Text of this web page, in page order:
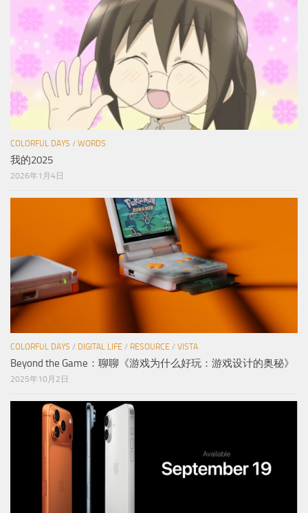
COLORFUL DAYS / WORDS
我的2025
2026年1月4日
COLORFUL DAYS / DIGITAL LIFE / RESOURCE / VISTA
Beyond the Game：聊聊《游戏为什么好玩：游戏设计的奥秘》
2025年10月2日